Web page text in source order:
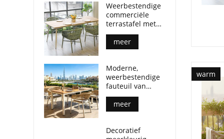
warm
Weerbestendige
commerciële
terrastafel met
multiplex
tafelblad en
aluminium
meer
Moderne,
weerbestendige
fauteuil van
geweven touw
voor
buiteneetruimtes
meer
Decoratief